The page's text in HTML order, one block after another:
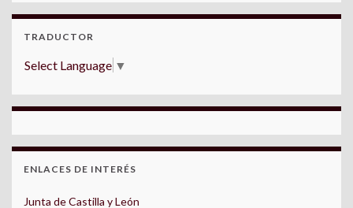
TRADUCTOR
Select Language ▼
ENLACES DE INTERÉS
Junta de Castilla y León